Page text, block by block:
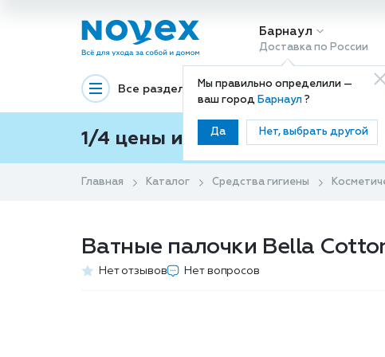
Барнаул
Доставка по России
Мы правильно определили —
ваш город Барнаул?
Да Нет, выбрать другой
Все разделы Декоративная косметика
1/4 цены и покупки ваши с
Главная Каталог Средства гигиены
Ватные палочки Bella
Нет отзывов Нет вопросов